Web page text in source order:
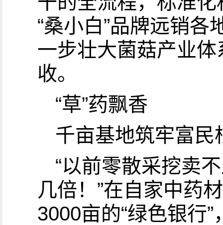
“桑小白”品牌远销
一步壮大菌菇产业
收。
“草”药飘香
千亩基地筑牢富民
“以前零散采挖卖
几倍！”在自家中药
3000亩的“绿色银行